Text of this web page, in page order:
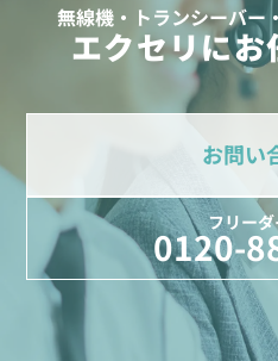
無線機・トランシーバー
エクセリにお
お問い
フリー
0120-